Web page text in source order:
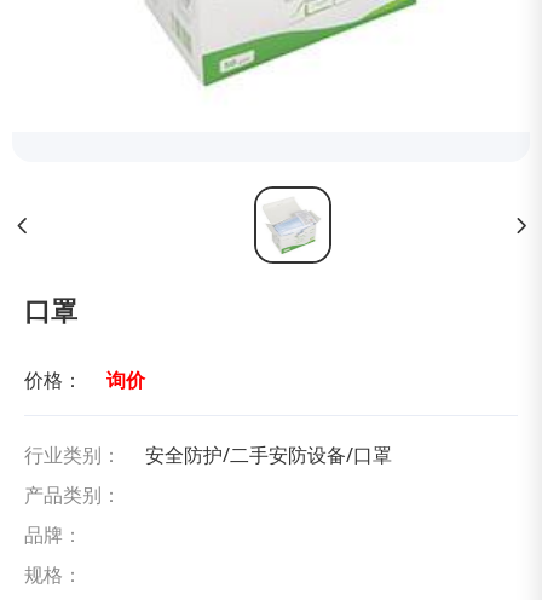
口罩
价格： 询价
行业类别：
安全防护/二手安防设备/口罩
产品类别：
品牌：
规格：